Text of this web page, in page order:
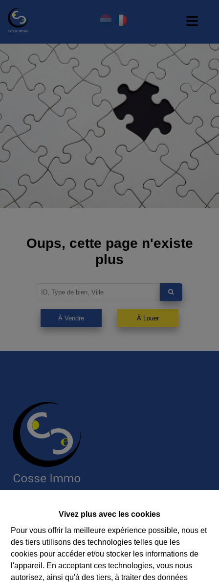
Vivez plus avec les cookies
Pour vous offrir la meilleure expérience possible, nous et
des tiers utilisons des technologies telles que les
cookies pour accéder et/ou stocker les informations de
l'appareil. En acceptant ces technologies, vous nous
autorisez, ainsi qu'à des tiers, à traiter des données
Oups, cette page n'existe
plus
À Vendre À Louer
Rue Jean de Bohême 5
6940 DURBUY
Tel.:+32 86 218080
E-mail:info@cosseimmo.be